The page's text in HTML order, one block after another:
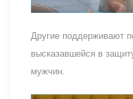
Другие поддерживают
высказавшейся в
мужчин.